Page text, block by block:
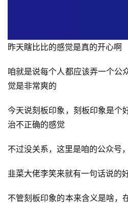
昨天瞎比比的感觉是真的开心啊
咱就是说每个人都应该弄一个公
觉是非常爽的
今天说刻板印象，刻板印象是个
治不正确的感觉
不过没关系，这里是咱的公众号
韭菜大佬李笑来就有一句话说的
不管刻板印象的本来含义是啥，